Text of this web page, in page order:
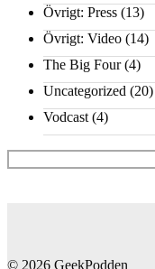
Övrigt: Press (13)
Övrigt: Video (14)
The Big Four(4)
Uncategorized (20)
Vodcast (4)
© 2026 GeekPodden